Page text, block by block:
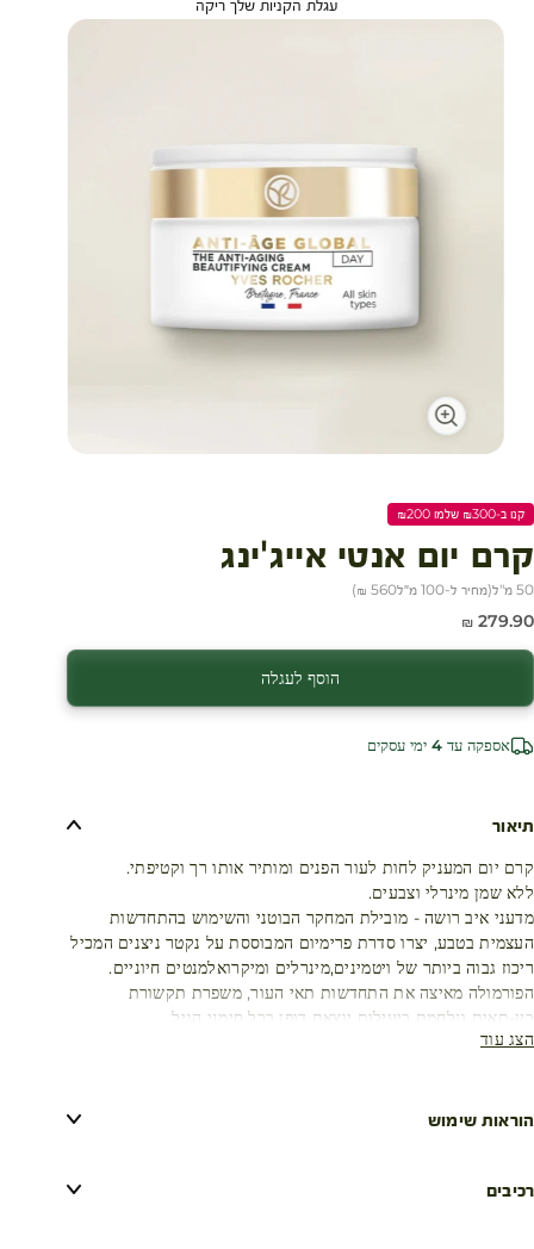
עגלת קניות
קנו ב-₪300 שלמו ₪200
קרם יום אנטי אייג'ינג
50 מ"ל (מחיר ל-100 מ״ל 560 ₪
)
מחיר מבצע
279.90 ₪
הוסף לעגלה
אספקה עד 4 ימי עסקים
תיאור
קרם יום המעניק לחות לעור הפנים ומותיר אותו רך וקטיפתי.
ללא שמן מינרלי וצבעים.
מדעני איב רושה - מובילת המחקר הבוטני והשימוש בהתחדשות
העצמית בטבע, יצרו סדרת פרימיום המבוססת על נקטר ניצנים המכיל
ריכוז גבוה ביותר של ויטמינים,מינרלים ומיקרואלמנטים חיוניים.
הפורמולה מאיצה את התחדשות תאי העור, משפרת תקשורת
בין-תאית ונלחמת ביעילות יוצאת דופן בכל סימני הגיל.
משפרת את תפקוד העור כבר לאחר (1)72 שעות(1) של שימוש.
הצג עוד
הוראות שימוש
רכיבים